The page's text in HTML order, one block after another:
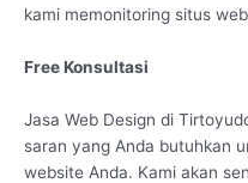
kami memonitoring situs
Free Konsultasi
Jasa Web Design di
saran yang Anda butuhkan
website Anda. Kami akan